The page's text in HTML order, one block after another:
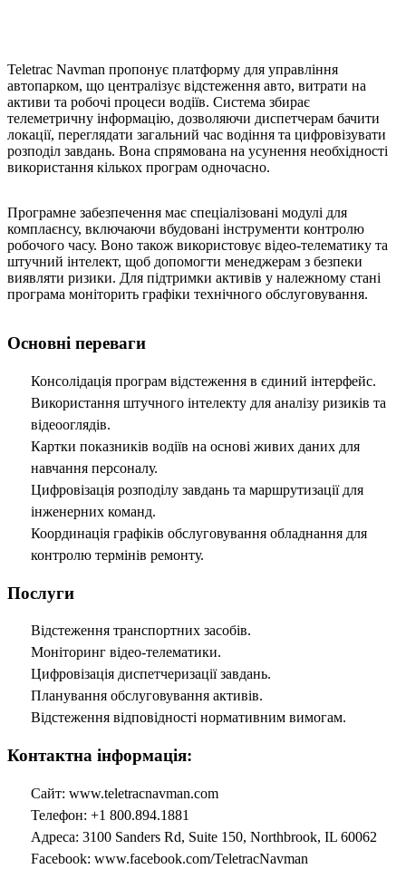
Teletrac Navman пропонує платформу для управління
автопарком, що централізує відстеження авто, витрати на
активи та робочі процеси водіїв. Система збирає
телеметричну інформацію, дозволяючи диспетчерам бачити
локації, переглядати загальний час водіння та цифровізувати
розподіл завдань. Вона спрямована на усунення необхідності
використання кількох програм одночасно.
Програмне забезпечення має спеціалізовані модулі для
комплаєнсу, включаючи вбудовані інструменти контролю
робочого часу. Воно також використовує відео-телематику та
штучний інтелект, щоб допомогти менеджерам з безпеки
виявляти ризики. Для підтримки активів у належному стані
програма моніторить графіки технічного обслуговування.
Основні переваги
Консолідація програм відстеження в єдиний інтерфейс.
Використання штучного інтелекту для аналізу ризиків та
відеооглядів.
Картки показників водіїв на основі живих даних для
навчання персоналу.
Цифровізація розподілу завдань та маршрутизації для
інженерних команд.
Координація графіків обслуговування обладнання для
контролю термінів ремонту.
Послуги
Відстеження транспортних засобів.
Моніторинг відео-телематики.
Цифровізація диспетчеризації завдань.
Планування обслуговування активів.
Відстеження відповідності нормативним вимогам.
Контактна інформація:
Сайт: www.teletracnavman.com
Телефон: +1 800.894.1881
Адреса: 3100 Sanders Rd, Suite 150, Northbrook, IL 60062
Facebook: www.facebook.com/TeletracNavman